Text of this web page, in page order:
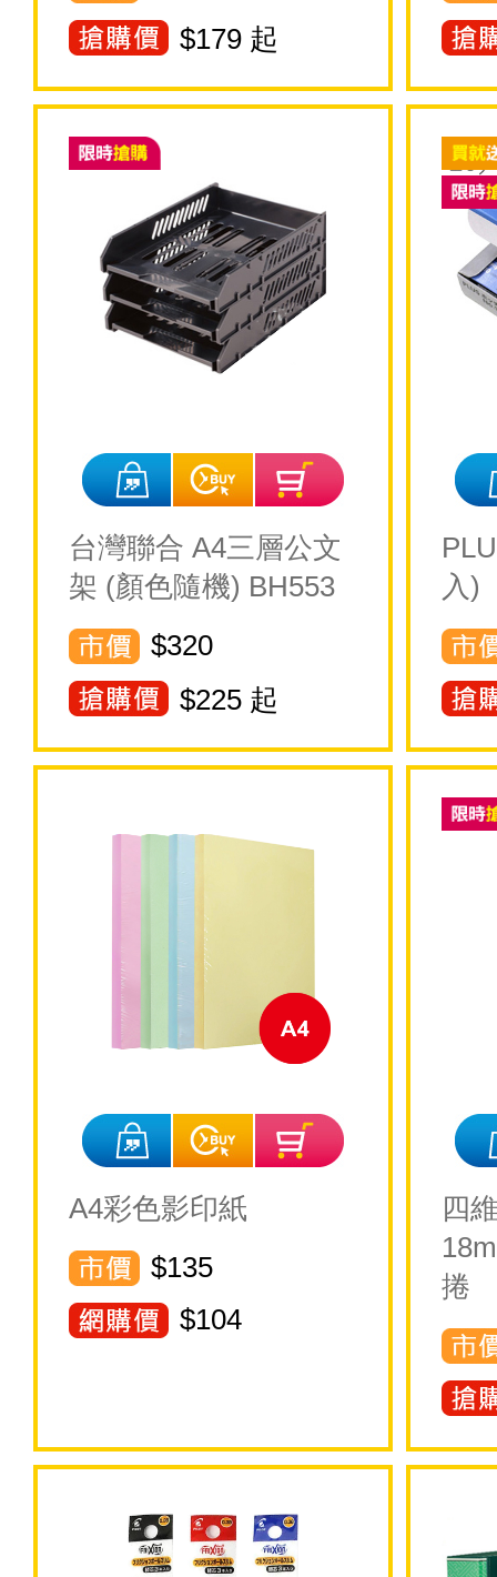
$179 起
台灣聯合 A4三層公文
架 (顏色隨機) BH553
$320
$225 起
入)
A4彩色影印紙
$135
$104
四
捲